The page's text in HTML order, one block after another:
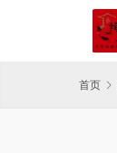
首页